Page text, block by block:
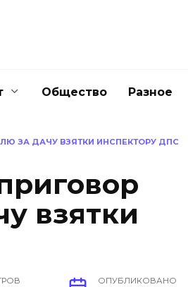
Общество Разное
ЗА ДАЧУ ВЗЯТКИ ИНСПЕКТОРУ ДПС
взятки
ОПУБЛИКОВАНО